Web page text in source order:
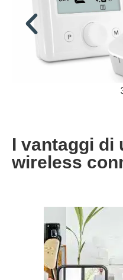
I vantaggi di
wireless